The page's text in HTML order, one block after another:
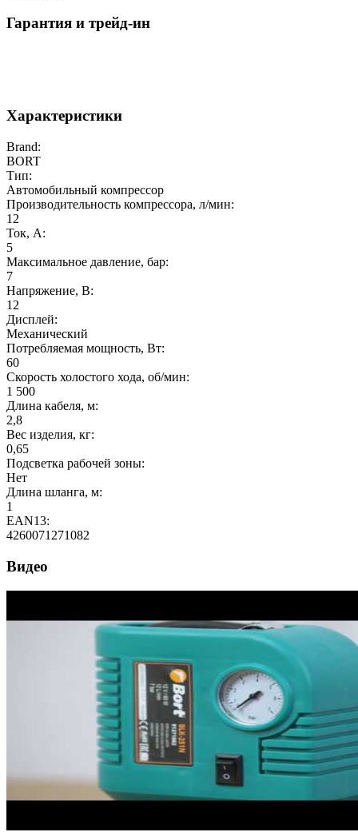
Гарантия и трейд-ин
Характеристики
Brand:
BORT
Тип:
Автомобильный компрессор
Производительность компрессора, л/мин:
12
Ток, А:
5
Максимальное давление, бар:
7
Напряжение, В:
12
Дисплей:
Механический
Потребляемая мощность, Вт:
60
Скорость холостого хода, об/мин:
1 500
Длина кабеля, м:
2,8
Вес изделия, кг:
0,65
Подсветка рабочей зоны:
Нет
Длина шланга, м:
1
EAN13:
4260071271082
Видео